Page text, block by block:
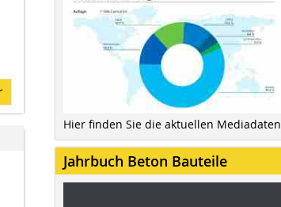
Hier finden Sie die aktuellen Mediadaten
Jahrbuch Beton Bauteile